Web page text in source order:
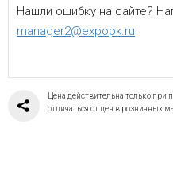
Нашли ошибку на сайте?
manager2@expopk.ru
Цена действительна только
отличаться от цен в розничных